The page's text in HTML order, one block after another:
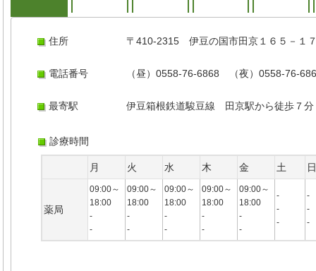
住所 〒410-2315 伊豆の国市田京１６５－１
電話番号 （昼）0558-76-6868 （夜）0558-76-
最寄駅 伊豆箱根鉄道駿豆線 田京駅から徒歩７分
診療時間
月 火 水 木 金 土
薬局
09:00～
18:00
-
-
09:00～
18:00
-
-
09:00～
18:00
-
-
09:00～
18:00
-
-
09:00～
18:00
-
-
-
-
-
-
-
-